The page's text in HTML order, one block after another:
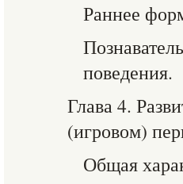
Раннее
поведения.
Глава 4.
(игровом)
Общая